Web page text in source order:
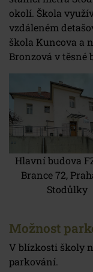
okolí. Škola
vzdáleném
škola Kuncova a
Bronzová v těsné
Hlavní budova
Brance 72,
Stodůlky
Možnost
V blízkosti školy
parkování.